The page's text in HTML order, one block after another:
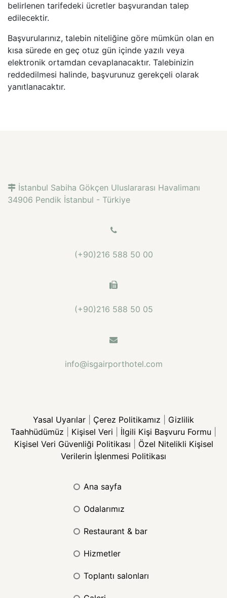
belirlenen tarifedeki ücretler başvurandan talep
edilecektir.
Başvurularınız, talebin niteliğine göre mümkün olan en
kısa sürede en geç otuz gün içinde yazılı veya
elektronik ortamdan cevaplanacaktır. Talebinizin
reddedilmesi halinde, başvurunuz gerekçeli olarak
yanıtlanacaktır.
İstanbul Sabiha Gökçen Uluslararası Havalimanı
34906 Pendik İstanbul - Türkiye
(+90)216 588 50 00
(+90)216 588 50 05
info@isgairporthotel.com
Yasal Uyarılar Çerez Politikamız
Gizlilik
Taahhüdümüz
Kişisel Veri İlgili Kişi Başvuru Formu
Kişisel Veri Güvenliği Politikası
Özel Nitelikli Kişisel
Verilerin İşlenmesi Politikası
ana sayfa
odalarımız
restaurant & bar
hizmetler
toplantı salonları